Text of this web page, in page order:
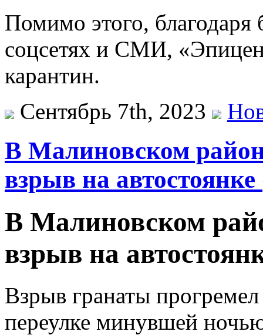
Помимо этого,
соцсетях и СМИ,
карантин.
Сентябрь 7th, 2023
В Малиновском
взрыв на
В Малиновском
взрыв на
Взрыв гранаты
переулке минувшей